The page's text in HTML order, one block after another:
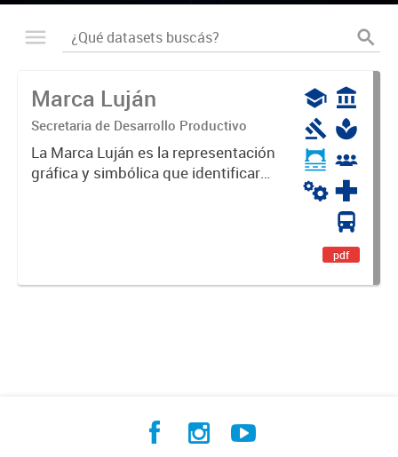
Marca Luján
Secretaria de Desarrollo Productivo
La Marca Luján es la representación
gráfica y simbólica que identificará
pdf